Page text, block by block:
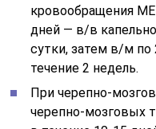
кровообращения
дней — в/в
сутки, затем в/м по
течение 2 недель.
При черепно-
черепно-